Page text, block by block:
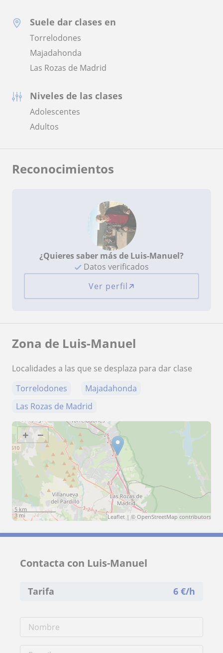
Suele dar clases en
Torrelodones
Majadahonda
Las Rozas de Madrid
Niveles de las clases
Adolescentes
Adultos
Reconocimientos
¿Quieres saber más de Luis-Manuel?
Datos verificados
Ver perfil
Zona de Luis-Manuel
Localidades a las que se desplaza para dar clase
Torrelodones
Majadahonda
Las Rozas de Madrid
+ −
5 km
3 mi
Leaflet| © OpenStreetMap contributors
Contacta con Luis-Manuel
Tarifa 6 €/h